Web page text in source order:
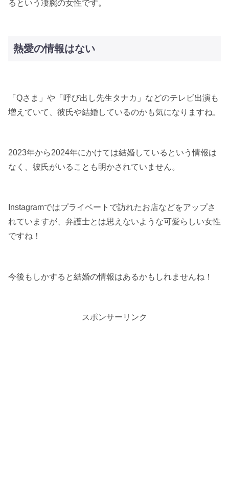
るという凄腕の女性です。
熱愛の情報はない
「Qさま」や「呼び出し先生タナカ」などのテレビ出演も
増えていて、彼氏や結婚しているのかも気になりますね。
2023年から2024年にかけては結婚しているという情報は
なく、彼氏がいることも明かされていません。
Instagramではプライベートで訪れたお店などをアップさ
れていますが、弁護士とは思えないような可愛らしい女性
ですね！
今後もしかすると結婚の情報はあるかもしれませんね！
スポンサーリンク